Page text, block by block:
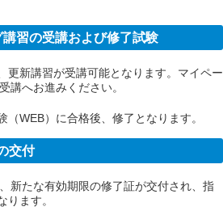
習の受講および修了試験
更新講習が受講可能となります。マイペー
講へお進みください。
WEB）に合格後、修了となります。
交付
新たな有効期限の修了証が交付され、指
ります。